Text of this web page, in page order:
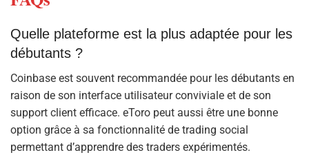
Quelle plateforme est la plus adaptée pour les
débutants ?
Coinbase est souvent recommandée pour les débutants en
raison de son interface utilisateur conviviale et de son
support client efficace. eToro peut aussi être une bonne
option grâce à sa fonctionnalité de trading social
permettant d’apprendre des traders expérimentés.